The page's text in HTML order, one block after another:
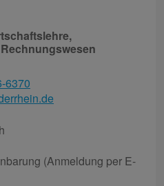
6370
(Anmeldung per E-